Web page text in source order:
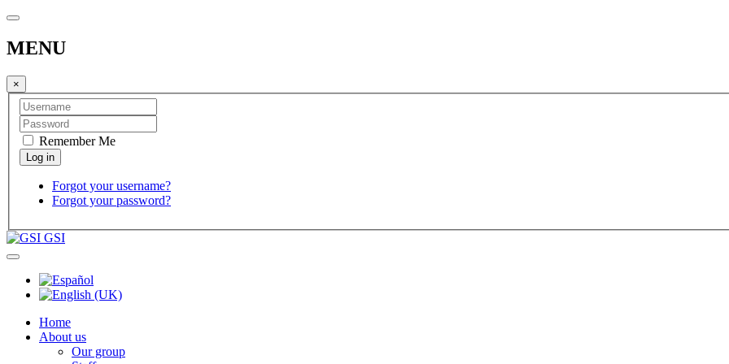
MENU
×
Remember Me
Forgot your username?
Forgot your password?
GSI
Home
About us
Our group